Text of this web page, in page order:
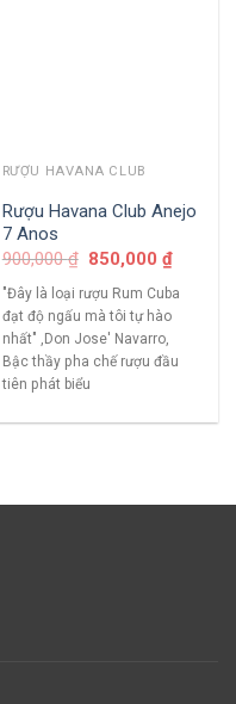
RƯỢU HAVANA CLUB
Rượu Havana Club Anejo
7 Anos
900,000₫ 850,000₫
"Đây là loại rượu Rum Cuba
đạt độ ngấu mà tôi tự hào
nhất" ,Don Jose' Navarro,
Bậc thầy pha chế rượu đầu
tiên phát biểu